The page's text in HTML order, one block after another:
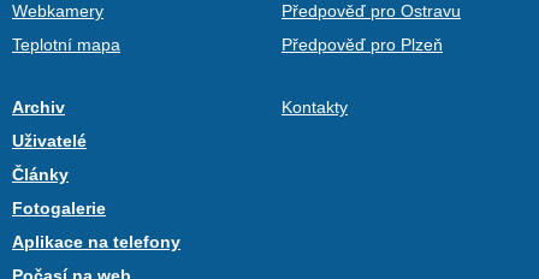
Webkamery
Teplotní mapa
Předpověď pro Ostravu
Předpověď pro Plzeň
Archiv
Uživatelé
Články
Fotogalerie
Aplikace na telefony
Kontakty